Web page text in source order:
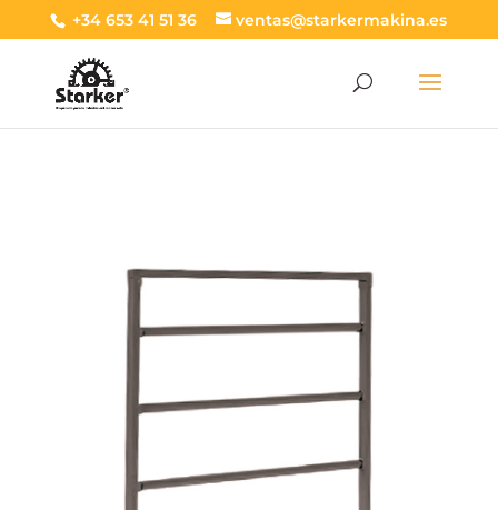
+34 653 41 51 36 ventas@starkermakina.es